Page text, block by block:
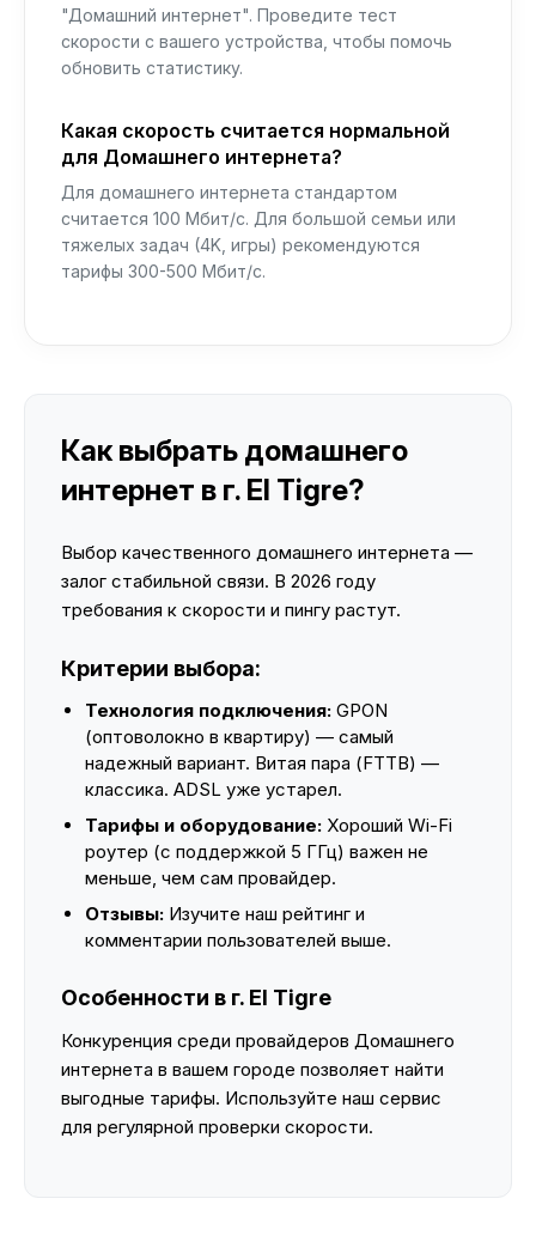
"Домашний интернет". Проведите тест
скорости с вашего устройства, чтобы помочь
обновить статистику.
Какая скорость считается нормальной
для Домашнего интернета?
Для домашнего интернета стандартом
считается 100 Мбит/с. Для большой семьи или
тяжелых задач (4K, игры) рекомендуются
тарифы 300-500 Мбит/с.
Как выбрать домашнего
интернет в г. El Tigre?
Выбор качественного домашнего интернета —
залог стабильной связи. В 2026 году
требования к скорости и пингу растут.
Критерии выбора:
Технология подключения: GPON
(оптоволокно в квартиру) — самый
надежный вариант. Витая пара (FTTB) —
классика. ADSL уже устарел.
Тарифы и оборудование: Хороший Wi-Fi
роутер (с поддержкой 5 ГГц) важен не
меньше, чем сам провайдер.
Отзывы: Изучите наш рейтинг и
комментарии пользователей выше.
Особенности в г. El Tigre
Конкуренция среди провайдеров Домашнего
интернета в вашем городе позволяет найти
выгодные тарифы. Используйте наш сервис
для регулярной проверки скорости.